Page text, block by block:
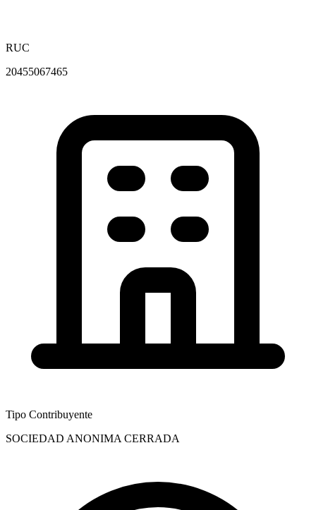
RUC
20455067465
Tipo Contribuyente
SOCIEDAD ANONIMA CERRADA